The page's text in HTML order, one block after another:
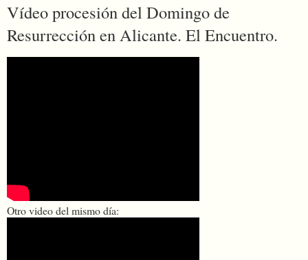
Vídeo procesión del Domingo de
Resurrección en Alicante. El Encuentro.
Otro video del mismo día: